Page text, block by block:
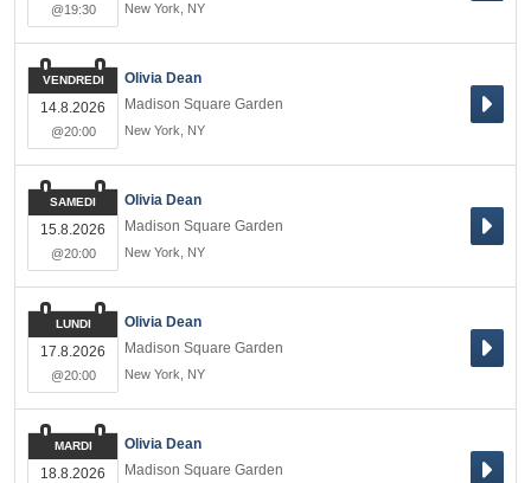
New York NY
@19:30
Olivia Dean
Madison Square Garden
New York NY
VENDREDI
14.8.2026
@20:00
Olivia Dean
Madison Square Garden
New York NY
SAMEDI
15.8.2026
@20:00
Olivia Dean
Madison Square Garden
New York NY
LUNDI
17.8.2026
@20:00
Olivia Dean
Madison Square Garden
MARDI
18.8.2026